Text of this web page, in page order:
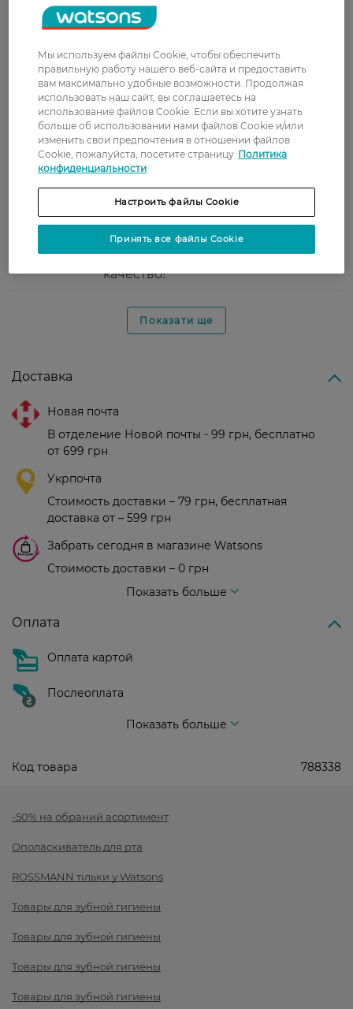
Оксана
9 ноября, 2021
Приємний на смак ополіскувач, не
пече, чудово очищує та освіжає,
використовую коли є проблеми з
яснами.
Людмила
28 июля, 2021
Приятный вкус, отлично освежает
Тетяна
27 апреля, 2021
Ефективний, освіжає м'яко і
надовго. Приємний аромат.
Лідія
Опаласкиватель Прокудент
понравился. Приятно очищает и
освежает полость рта. Немецкое
качество!
Показати ще
Доставка
Новая почта
В отделение Новой почты - 99 грн, бесплатно
от 699 грн
Укрпочта
Стоимость доставки – 79 грн, бесплатная
доставка от – 599 грн
Забрать сегодня в магазине Watsons
Стоимость доставки – 0 грн
Показать больше
Оплата
Оплата картой
Послеоплата
Показать больше
Код товара 788338
-50% на обраний асортимент
Ополаскиватель для рта
ROSSMANN тільки у Watsons
Товары для зубной гигиены
Товары для зубной гигиены
Товары для зубной гигиены
Товары для зубной гигиены
Мы используем файлы Cookie, чтобы обеспечить
правильную работу нашего веб-сайта и предоставить
вам максимально удобные возможности. Продолжая
использовать наш сайт, вы соглашаетесь на
использование файлов Cookie. Если вы хотите узнать
больше об использовании нами файлов Cookie и/или
изменить свои предпочтения в отношении файлов
Cookie, пожалуйста, посетите страницу Политика
конфиденциальности
Настроить файлы Cookie
Принять все файлы Cookie